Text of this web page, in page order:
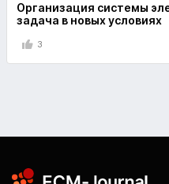
Организация системы
задача в новых условиях
3